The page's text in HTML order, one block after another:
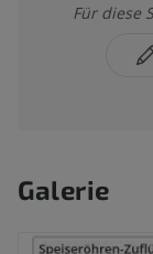
Für diese
Galerie